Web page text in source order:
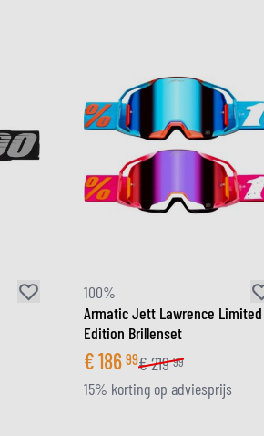
BOVENLICHAAM BESCHERMING
ONDERLICHAAM BESCHERMING
100%
Armatic Jett Lawrence Limited
Edition Brillenset
€186 99€219 99
15% korting op adviesprijs